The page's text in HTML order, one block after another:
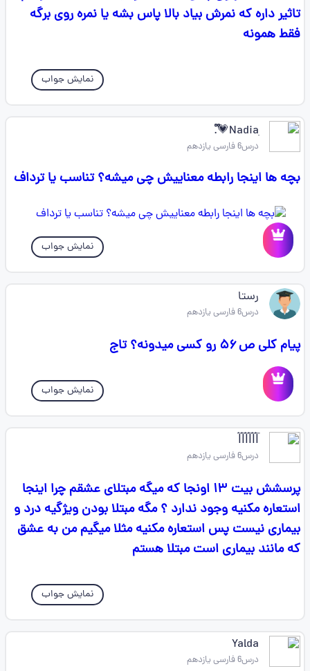
تاثیر داره که نمرش بیاد بالا پاس بشه یا نمره روی برگه
فقط همونه
نمایش جواب
Nadiaִ💗᪲᪲᪲.
درس6 فارسی یازدهم
بچه ها اینجا رابطه معناییش چی میشه؟ تناسب یا ترداف
نمایش جواب
رستا
درس6 فارسی یازدهم
پیام کلی ص ۵۶ رو کسی میدونه؟ تاج
نمایش جواب
l⃐l⃐l⃐l⃐l⃐l⃐
درس6 فارسی یازدهم
پرسشش بیت ۱۳ اونجا که میگه مبتلای عشقم چرا اینجا
استعاره مکنیه وجود ندارد ؟ مگه مبتلا بودن ویژگیه درد و
بیماری نیست پس استعاره مکنیه مثلا میگیم من به عشق
که مانند بیماری است مبتلا هستم
نمایش جواب
Yalda
درس6 فارسی یازدهم